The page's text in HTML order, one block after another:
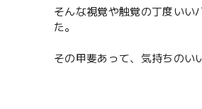
そんな視覚や触覚の丁度いい
た。
その甲斐あって、気持ちのい